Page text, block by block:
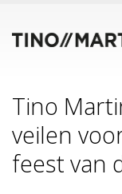
Tino
veilen
feest van